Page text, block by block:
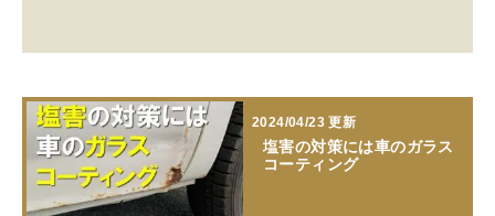
2024/04/23 更新
塩害の対策には車のガラス
コーティング